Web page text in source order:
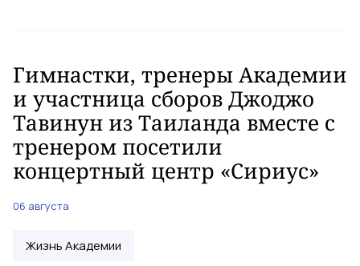
Гимнастки, тренеры Академии
и участница сборов Джоджо
Тавинун из Таиланда вместе с
тренером посетили
концертный центр «Сириус»
06 августа
Жизнь Академии